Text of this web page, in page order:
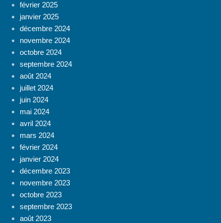
février 2025
janvier 2025
décembre 2024
novembre 2024
octobre 2024
septembre 2024
août 2024
juillet 2024
juin 2024
mai 2024
avril 2024
mars 2024
février 2024
janvier 2024
décembre 2023
novembre 2023
octobre 2023
septembre 2023
août 2023